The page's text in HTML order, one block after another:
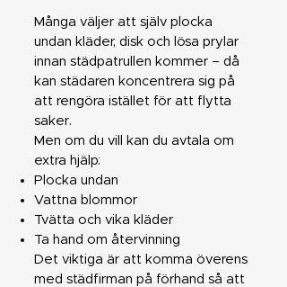
Många väljer att själv plocka
undan kläder, disk och lösa prylar
innan städpatrullen kommer – då
kan städaren koncentrera sig på
att rengöra istället för att flytta
saker.
Men om du vill kan du avtala om
extra hjälp:
Plocka undan
Vattna blommor
Tvätta och vika kläder
Ta hand om återvinning
Det viktiga är att komma överens
med städfirman på förhand så att